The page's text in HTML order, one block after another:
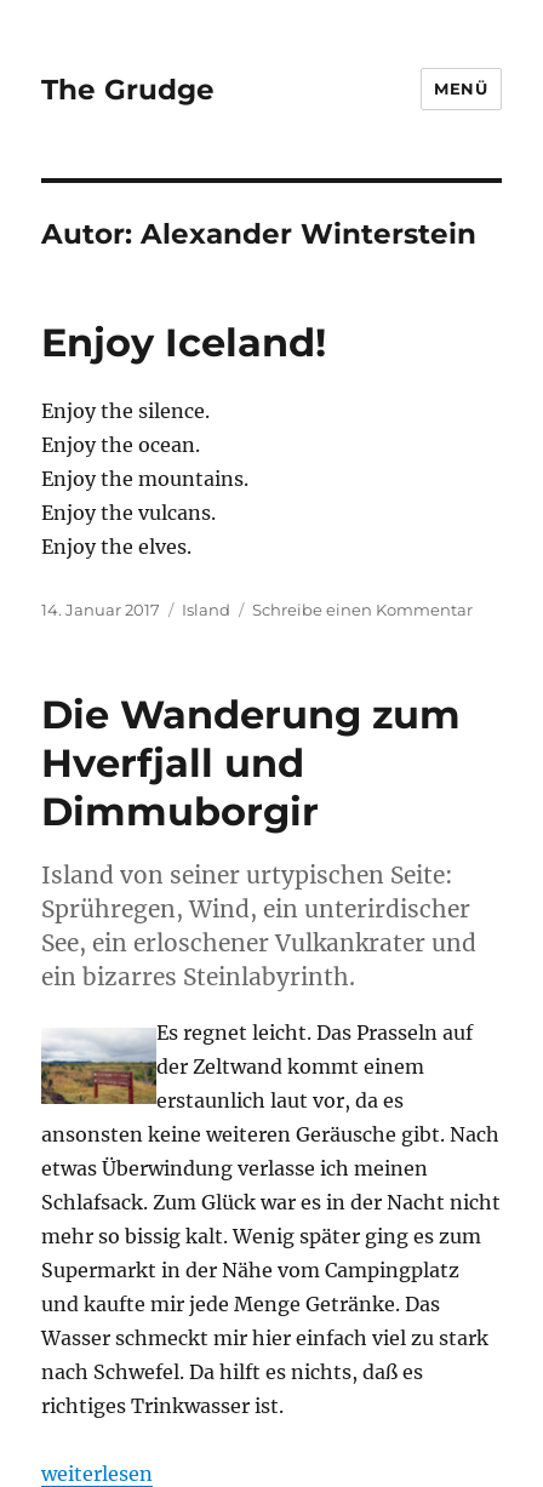
The Grudge MENÜ
Autor:Alexander Winterstein
Enjoy Iceland!
Enjoy the silence.
Enjoy the ocean.
Enjoy the mountains.
Enjoy the vulcans.
Enjoy the elves.
Veröffentlicht
14. Januar 2017 Kategorien
Island Schreibe einen Kommentarzu
Die Wanderung zum
Hverfjall und
Dimmuborgir
Island von seiner urtypischen Seite:
Sprühregen, Wind, ein unterirdischer
See, ein erloschener Vulkankrater und
ein bizarres Steinlabyrinth.
Es regnet leicht. Das Prasseln auf
der Zeltwand kommt einem
erstaunlich laut vor, da es
ansonsten keine weiteren Geräusche gibt. Nach
etwas Überwindung verlasse ich meinen
Schlafsack. Zum Glück war es in der Nacht nicht
mehr so bissig kalt. Wenig später ging es zum
Supermarkt in der Nähe vom Campingplatz
und kaufte mir jede Menge Getränke. Das
Wasser schmeckt mir hier einfach viel zu stark
nach Schwefel. Da hilft es nichts, daß es
richtiges Trinkwasser ist.
„Die Wanderung zum Hverfjall und Dimmuborgir“
weiterlesen